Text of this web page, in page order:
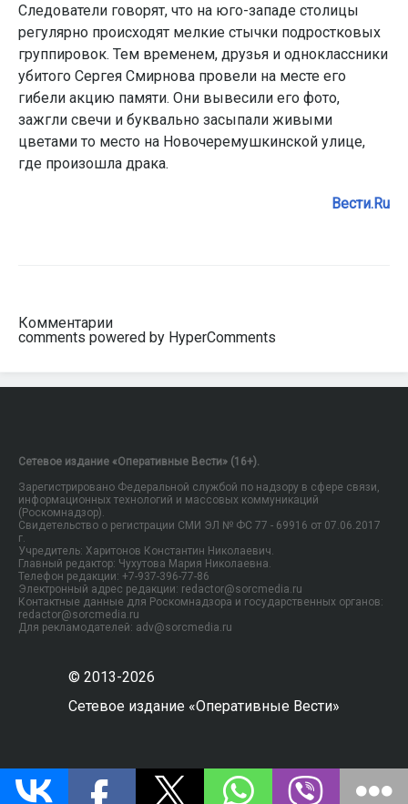
Следователи говорят, что на юго-западе столицы
регулярно происходят мелкие стычки подростковых
группировок. Тем временем, друзья и одноклассники
убитого Сергея Смирнова провели на месте его
гибели акцию памяти. Они вывесили его фото,
зажгли свечи и буквально засыпали живыми
цветами то место на Новочеремушкинской улице,
где произошла драка.
Вести.Ru
Комментарии
comments powered by HyperComments
Сетевое издание «Оперативные Вести» (16+).
Зарегистрировано Федеральной службой по надзору в сфере связи,
информационных технологий и массовых коммуникаций
(Роскомнадзор).
Свидетельство о регистрации СМИ ЭЛ № ФС 77 - 69916 от 07.06.2017
г.
Учредитель: Харитонов Константин Николаевич.
Главный редактор: Чухутова Мария Николаевна.
Телефон редакции: +7-937-396-77-86
Электронный адрес редакции: redactor@sorcmedia.ru
Контактные данные для Роскомнадзора и государственных органов:
redactor@sorcmedia.ru
Для рекламодателей: adv@sorcmedia.ru
© 2013-2026
Сетевое издание «Оперативные Вести»